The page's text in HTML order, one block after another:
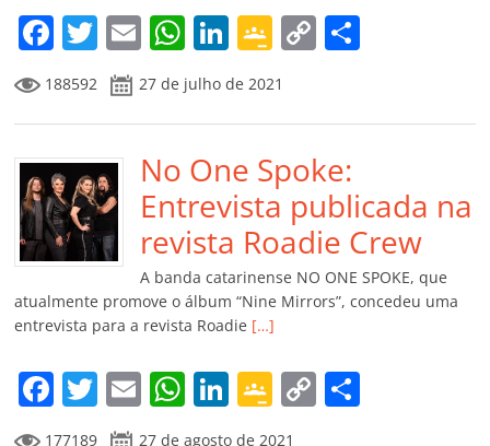
m
F
a
c
e
b
o
o
k
T
w
itt
er
E
m
ai
l
W
h
at
s
A
p
p
Li
n
k
e
dI
n
G
o
o
gl
e
Cl
a
ss
ro
o
m
C
y
Li
n
k
p
til
h
ar
188592 27 de julho de 2021
No One Spoke:
Entrevista publicada na
revista Roadie Crew
A banda catarinense NO ONE SPOKE, que
atualmente promove o álbum “Nine Mirrors”, concedeu uma
entrevista para a revista Roadie […]
F
a
T
w
E
m
W Li
n
G
o
C
177189 27 de agosto de 2021